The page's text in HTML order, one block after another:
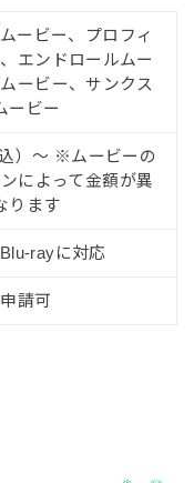
ービー、プロフィ
エンドロールムー
ービー、サンクス
ービー
）〜 ※ムービーの
によって金額が異
ります
rayに対応
申請可